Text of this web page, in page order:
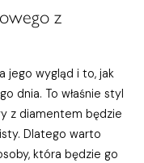
z
jego wygląd i to, jak
dnia. To właśnie styl
z diamentem będzie
Dlatego warto
która będzie go